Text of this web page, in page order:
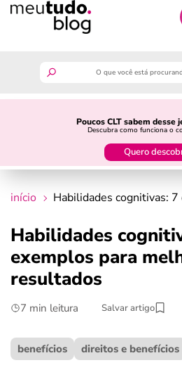
Poucos CLT sabem desse
Descubra como funciona o
Quero
guia do trabalhador
crédito fácil
início Habilidades cognitivas:
Habilidades
exemplos para
resultados
7 min leitura Salvar artigo
benefícios direitos e benefícios